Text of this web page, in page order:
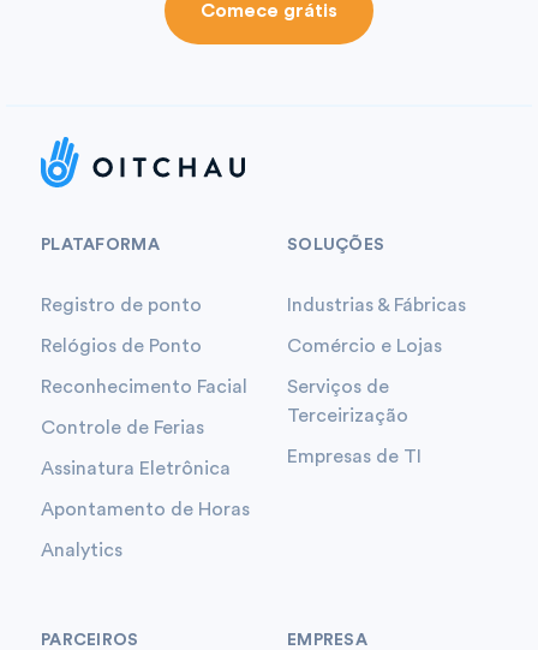
Comece grátis
PLATAFORMA
Registro de ponto
Relógios de Ponto
Reconhecimento Facial
Controle de Ferias
Assinatura Eletrônica
Apontamento de Horas
Analytics
SOLUÇÕES
Industrias & Fábricas
Comércio e Lojas
Serviços de
Terceirização
Empresas de TI
PARCEIROS EMPRESA